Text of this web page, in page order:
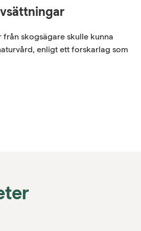
skogsägare skulle kunna
enligt ett forskarlag som